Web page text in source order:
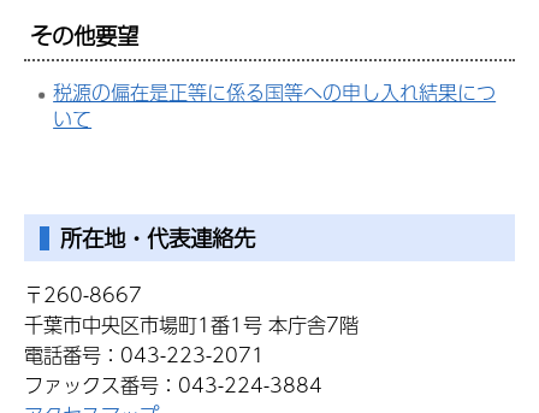
その他要望
税源の偏在是正等に係る国等への申し入れ結果につ
いて
所在地・代表連絡先
〒260-8667
千葉市中央区市場町1番1号 本庁舎7階
電話番号：043-223-2071
ファックス番号：043-224-3884